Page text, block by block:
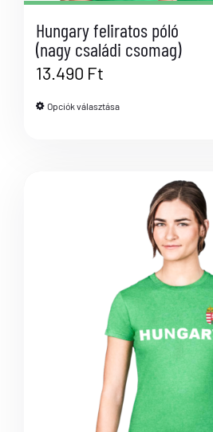
Hungary feliratos póló
(nagy családi csomag)
13.490 Ft
Opciók választása